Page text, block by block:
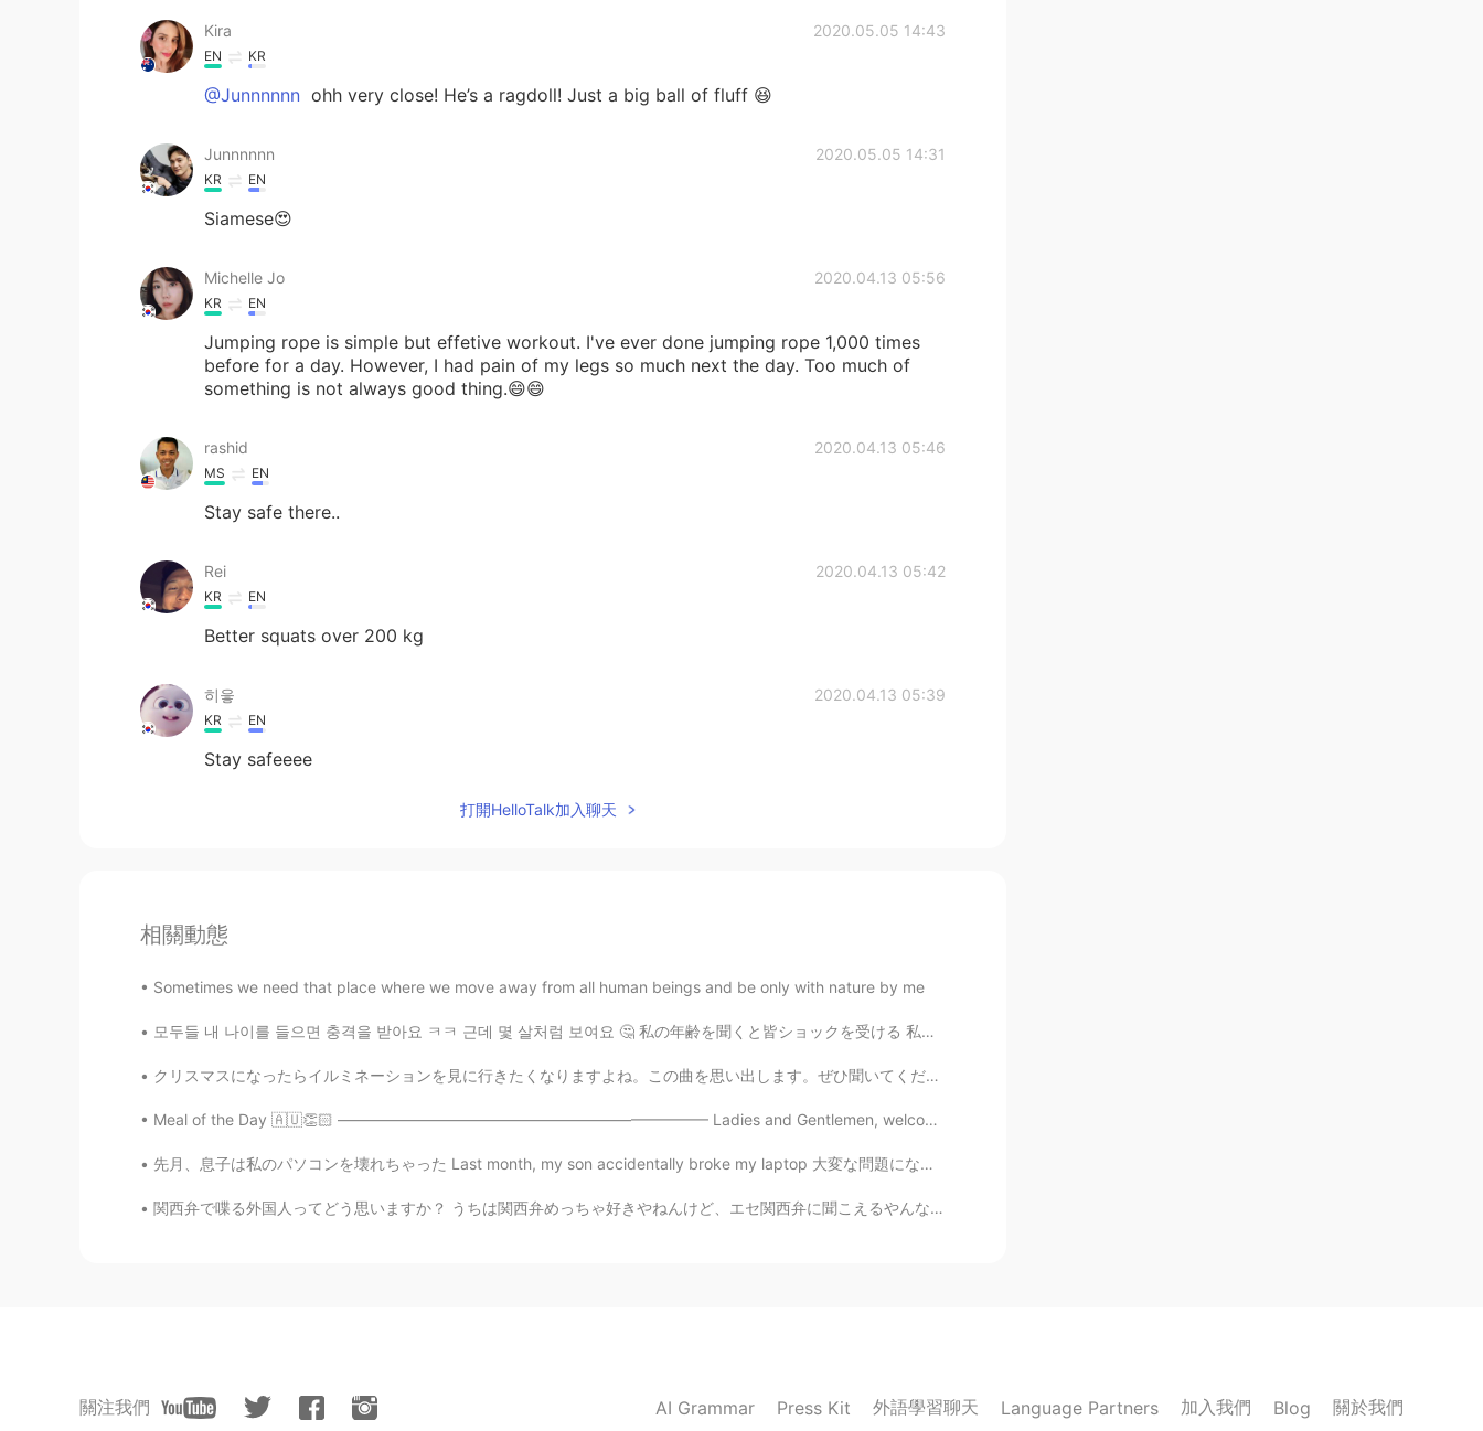
Kira 2020.05.05 14:43
EN KR
@Junnnnnn ohh very close! He’s a ragdoll! Just a big ball of fluff 😆
Junnnnnn 2020.05.05 14:31
KR EN
Siamese😍
Michelle Jo 2020.04.13 05:56
KR EN
Jumping rope is simple but effetive workout. I've ever done jumping rope 1,000 times
before for a day. However, I had pain of my legs so much next the day. Too much of
something is not always good thing.😄😄
rashid 2020.04.13 05:46
MS EN
Stay safe there..
Rei 2020.04.13 05:42
KR EN
Better squats over 200 kg
히읗 2020.04.13 05:39
KR EN
Stay safeeee
打開HelloTalk加入聊天
相關動態
Sometimes we need that place where we move away from all human beings and be only with nature by me
모두들 내 나이를 들으면 충격을 받아요 ㅋㅋ 근데 몇 살처럼 보여요 🤔 私の年齢を聞くと皆ショックを受ける 私は何歳に見えますか？🤔 Everyone is shocked wh...
クリスマスになったらイルミネーションを見に行きたくなりますよね。この曲を思い出します。ぜひ聞いてください。🎄🎄🎁☃️ 土曜日の曲 クリスマスソング - Back number 録音は１分制...
Meal of the Day 🇦🇺👏🏻 ———————————————————————— Ladies and Gentlemen, welcome to the exciting firs...
先月、息子は私のパソコンを壊れちゃった Last month, my son accidentally broke my laptop 大変な問題になちゃった It was a very bi...
関西弁で喋る外国人ってどう思いますか？ うちは関西弁めっちゃ好きやねんけど、エセ関西弁に聞こえるやんな？大阪に住んでた頃はよくホストシスターの話し方の真似しようとしてたからめちゃくちゃ関西弁や...
關注我們 AI Grammar Press Kit 外語學習聊天 Language Partners 加入我們 Blog 關於我們